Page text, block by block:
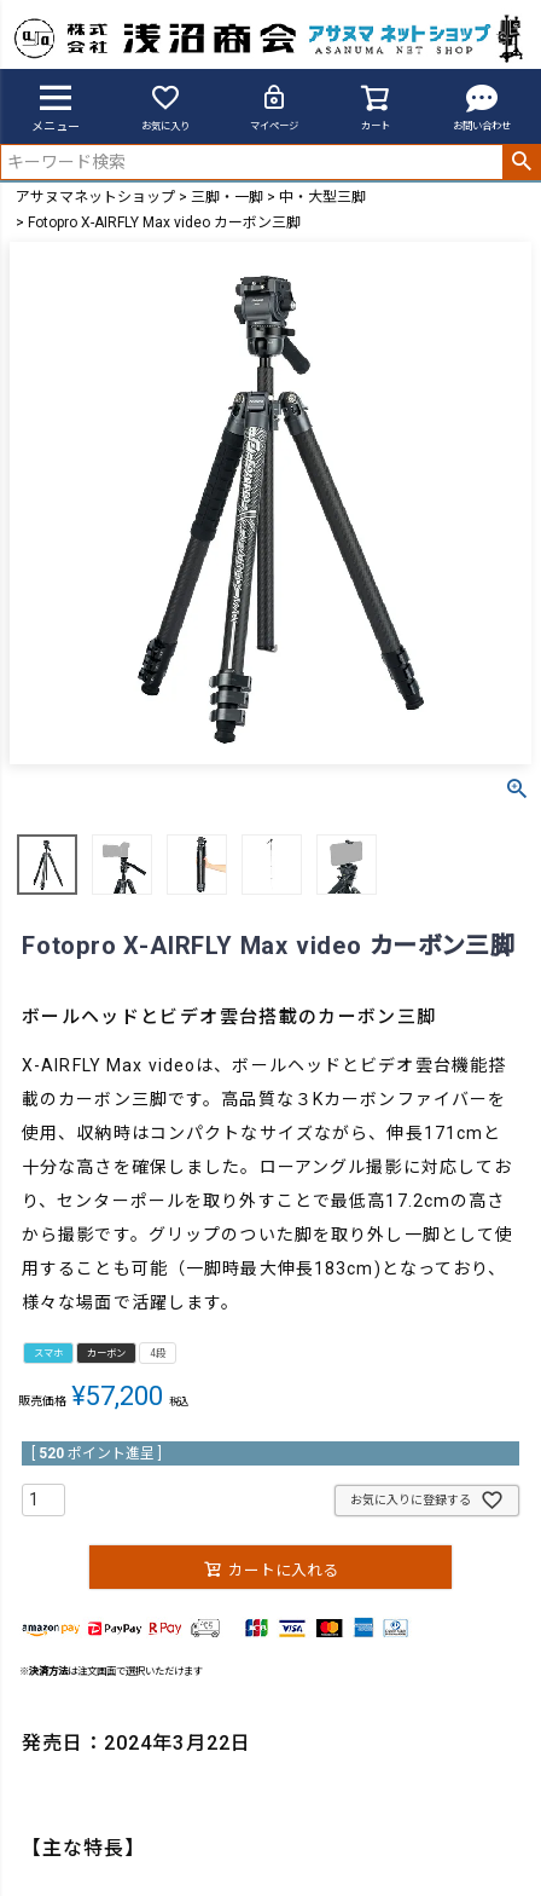
メニュー お気に入り マイページ カート お問い合わせ
アサヌマネットショップ 三脚・一脚
中・大型三脚
Fotopro X-AIRFLY Max video カーボン三脚
Fotopro X-AIRFLY Max video カーボン三脚
ボールヘッドとビデオ雲台搭載のカーボン三脚
X-AIRFLY Max videoは、ボールヘッドとビデオ雲台機能搭
載のカーボン三脚です。高品質な３Kカーボンファイバーを
使用、収納時はコンパクトなサイズながら、伸長171cmと
十分な高さを確保しました。ローアングル撮影に対応してお
り、センターポールを取り外すことで最低高17.2cmの高さ
から撮影です。グリップのついた脚を取り外し一脚として使
用することも可能（一脚時最大伸長183cm)となっており、
様々な場面で活躍します。
スマホ カーボン 4段
販売価格 ¥57,200 税込
520 ポイント進呈 ]
お気に入りに登録する
カートに入れる
※決済方法は注文画面で選択いただけます
発売日：2024年3月22日
【主な特長】